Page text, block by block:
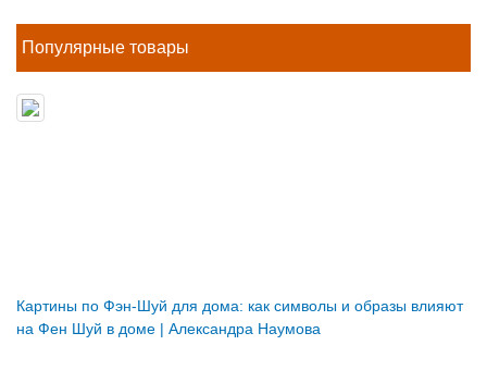
Популярные товары
Картины по Фэн-Шуй для дома: как символы и образы влияют
на Фен Шуй в доме | Александра Наумова